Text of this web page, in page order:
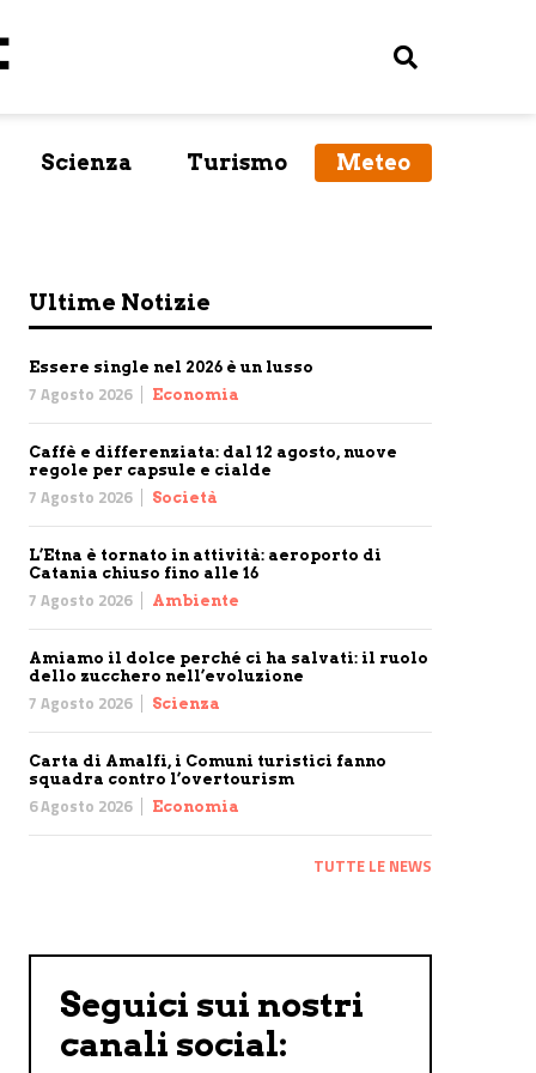
Scienza Turismo Meteo
Ultime Notizie
Essere single nel 2026 è un lusso
7 Agosto 2026 Economia
Caffè e differenziata: dal 12 agosto, nuove
regole per capsule e cialde
7 Agosto 2026 Società
L’Etna è tornato in attività: aeroporto di
Catania chiuso fino alle 16
7 Agosto 2026 Ambiente
Amiamo il dolce perché ci ha salvati: il ruolo
dello zucchero nell’evoluzione
7 Agosto 2026 Scienza
Carta di Amalfi, i Comuni turistici fanno
squadra contro l’overtourism
6 Agosto 2026 Economia
TUTTE LE NEWS
Seguici sui nostri
canali social: